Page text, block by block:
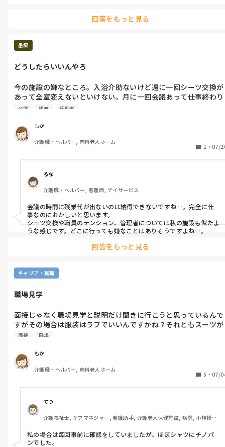
回答をもっと見る
愚痴
どうしたらいいんやろ
今の施設の嫌なところ。入浴介助ないけど週に一回シーツ交換が
あって全室変えないといけない。月に一回会議あって仕事終わり
にあるけどその分は残業代でない。働いている職員が年配ばか
いいのに合わせてしまう。管理者が頼りない。疲れた。そろそろ
辞めたい。12月まで頑張るかどうしようか悩む。どこいっても大
変なことはあるんだけどね。
会議 残業 管理者
もか
介護職・ヘルパー, 有料老人ホーム
1 ・ 07/
るな
介護職・ヘルパー, 看護師, デイサービス
会議の時間に残業代が出ないのは納得できないですね‥。完全に仕
事なのにおかしいと思います。
シーツ交換や職員のテンション、管理者については私の施設も似たよ
うな感じです。どこに行っても嫌なことはありそうですよね‥。
回答をもっと見る
キャリア・転職
職場見学
面接じゃなく職場見学と説明だけ聞きに行こうと思っているんで
すがその場合は服装はラフでいいんですかね？それともスーツが
いいのかな？
面接 職場
もか
介護職・ヘルパー, 有料老人ホーム
5 ・ 07/
てつ
介護福祉士, ケアマネジャー, 看護助手, 介護老人保健施設, 病院, 小規模多
私の場合は毎回事前に確認をしていましたが、ほぼシャツにチノパ
ンでした。